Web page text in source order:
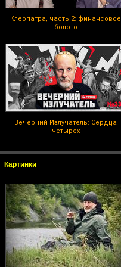
Клеопатра, часть 2: финансовое
болото
Вечерний Излучатель: Сердца
четырех
Картинки